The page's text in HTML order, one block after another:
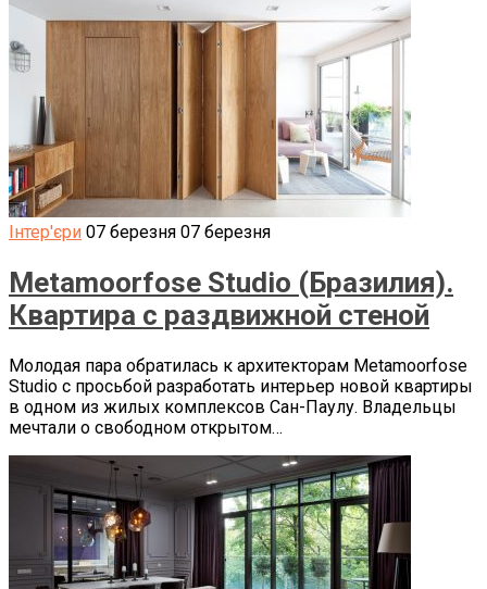
Інтер'єри 07 березня 07 березня
Metamoorfose Studio (Бразилия).
Квартира с раздвижной стеной
Молодая пара обратилась к архитекторам Metamoorfose
Studio с просьбой разработать интерьер новой квартиры
в одном из жилых комплексов Сан-Паулу. Владельцы
мечтали о свободном открытом…